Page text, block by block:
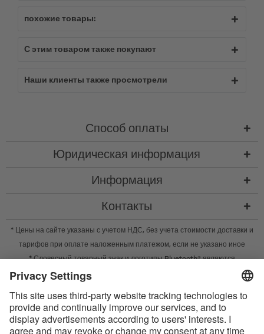
похожие товары:
С этим товаром также покупают
Наши клиенты также просмотрели
Способ оплаты
Юридическая информация
Информация
Контакты
* Цены на сайте указаны с учетом НДС, без учета стоимости доставки и
тарифов при оплате наложенным платежом, если не указано иное
* Словесный товарный знак и логотипы Bluetooth® являются
зарегистрированными товарными знаками Bluetooth SIG, Inc. Компания
Apple, логотип Apple и Apple Watch являются товарными знаками Apple
Inc. Google Play и логотип Google Play являются товарными знаками
Google LLC.